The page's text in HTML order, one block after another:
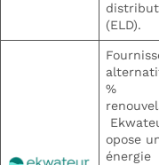
(ELD).
%
opose
énergie